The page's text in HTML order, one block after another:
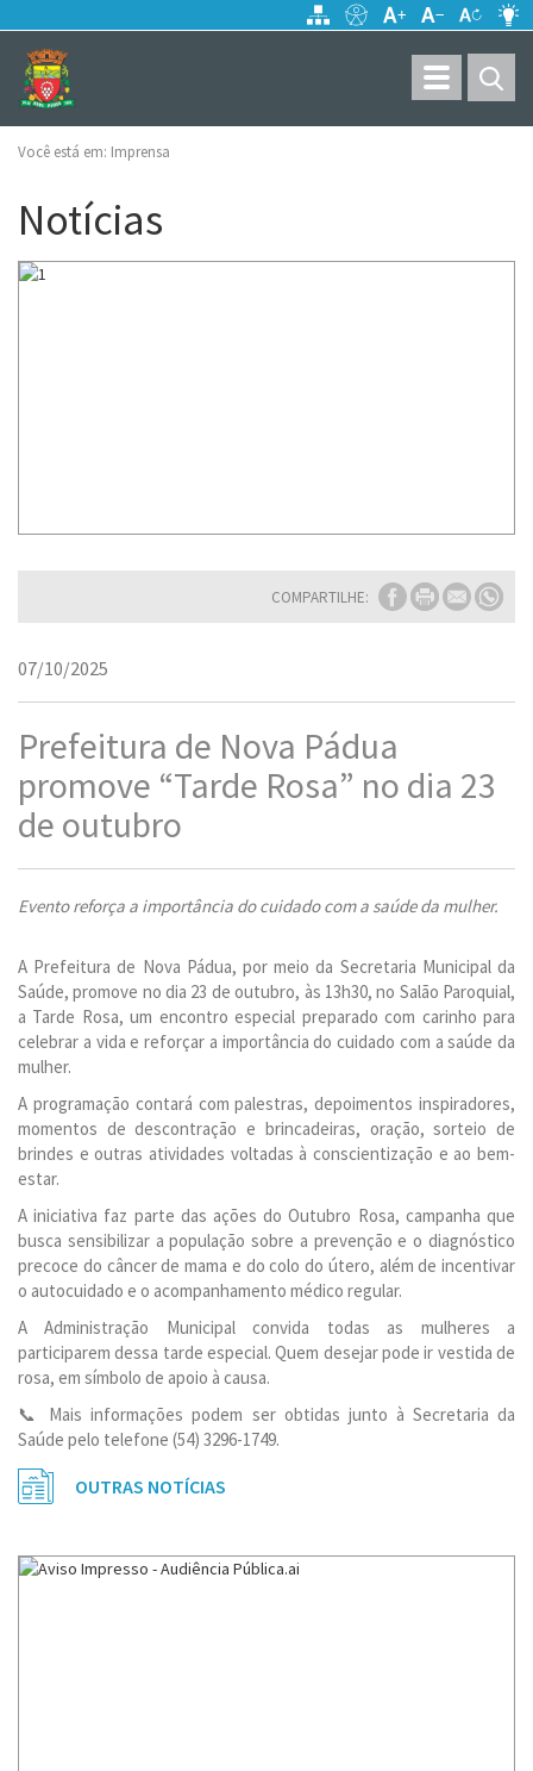
Toggle
navigation
Você está em: Imprensa
Notícias
COMPARTILHE:
07/10/2025
Prefeitura de Nova Pádua
promove “Tarde Rosa” no dia 23
de outubro
Evento reforça a importância do cuidado com a saúde da mulher.
A Prefeitura de Nova Pádua, por meio da Secretaria Municipal da
Saúde, promove no dia 23 de outubro, às 13h30, no Salão Paroquial,
a Tarde Rosa, um encontro especial preparado com carinho para
celebrar a vida e reforçar a importância do cuidado com a saúde da
mulher.
A programação contará com palestras, depoimentos inspiradores,
momentos de descontração e brincadeiras, oração, sorteio de
brindes e outras atividades voltadas à conscientização e ao bem-
estar.
A iniciativa faz parte das ações do Outubro Rosa, campanha que
busca sensibilizar a população sobre a prevenção e o diagnóstico
precoce do câncer de mama e do colo do útero, além de incentivar
o autocuidado e o acompanhamento médico regular.
A Administração Municipal convida todas as mulheres a
participarem dessa tarde especial. Quem desejar pode ir vestida de
rosa, em símbolo de apoio à causa.
📞 Mais informações podem ser obtidas junto à Secretaria da
Saúde pelo telefone (54) 3296-1749.
OUTRAS NOTÍCIAS